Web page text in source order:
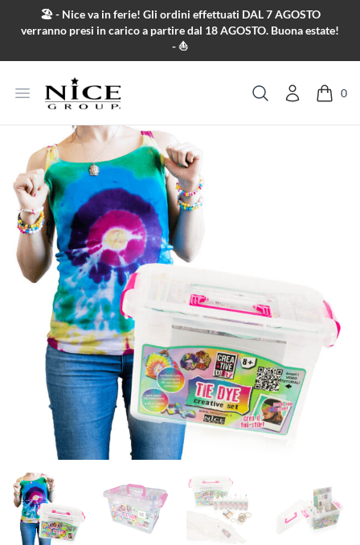
Salta al contenuto
🏖️ - Nice va in ferie! Gli ordini effettuati DAL 7 AGOSTO
verranno presi in carico a partire dal 18 AGOSTO. Buona estate!
- ⛵
Apri menu
Cerca
0